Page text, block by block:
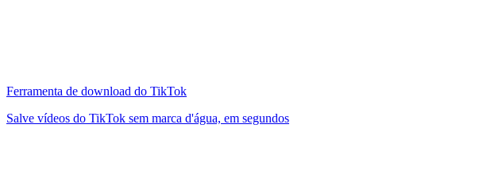
Ferramenta de download do TikTok
Salve vídeos do TikTok sem marca d'água, em segundos